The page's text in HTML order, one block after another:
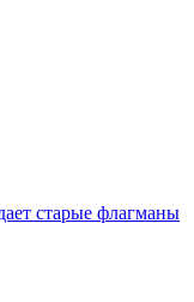
старые флагманы